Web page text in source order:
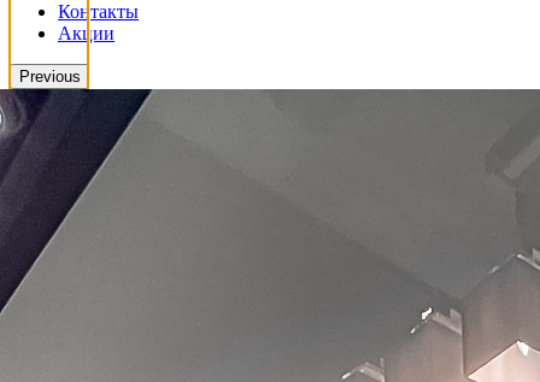
Контакты
Акции
Previous